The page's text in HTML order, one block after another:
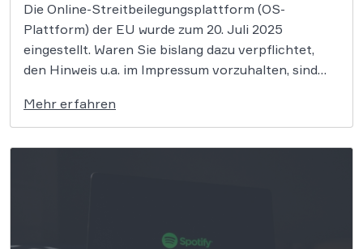
Die Online-Streitbeilegungsplattform (OS-
Plattform) der EU wurde zum 20. Juli 2025
eingestellt. Waren Sie bislang dazu verpflichtet,
den Hinweis u.a. im Impressum vorzuhalten, sind
Wer dies nicht tut, dem drohen Abmahnungen. Die
Online-Streitbeilegungsplattform (OS-Plattform)
der Europäischen Union, die einst Verbrauchern
und Unternehmen bei der […]
Mehr erfahren